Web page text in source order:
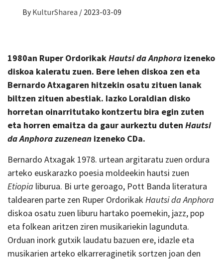
By KulturSharea / 2023-03-09
1980an Ruper OrdorikakHautsi da Anphora izeneko
diskoa kaleratu zuen. Bere lehen diskoa zen eta
Bernardo Atxagaren hitzekin osatu zituen lanak
biltzen zituen abestiak. Iazko Loraldian disko
horretan oinarritutako kontzertu bira egin zuten
eta horren emaitza da gaur aurkeztu duten Hautsi
da Anphora zuzenean izeneko CDa.
Bernardo Atxagak 1978. urtean argitaratu zuen ordura
arteko euskarazko poesia moldeekin hautsi zuen
Etiopia liburua. Bi urte geroago, Pott Banda literatura
taldearen parte zen Ruper Ordorikak Hautsi da Anphora
diskoa osatu zuen liburu hartako poemekin, jazz, pop
eta folkean aritzen ziren musikariekin lagunduta.
Orduan inork gutxik laudatu bazuen ere, idazle eta
musikarien arteko elkarreraginetik sortzen joan den